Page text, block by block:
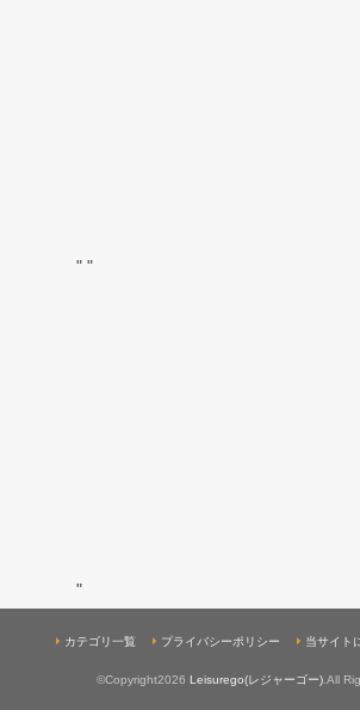
" "
"
カテゴリ一覧 プライバシーポリシー 当サイト
©Copyright2026 Leisurego(レジャーゴー) .All